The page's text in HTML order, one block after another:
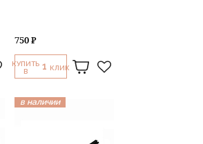
750 ₽
КУПИТЬ
В
1 КЛИК
в наличии